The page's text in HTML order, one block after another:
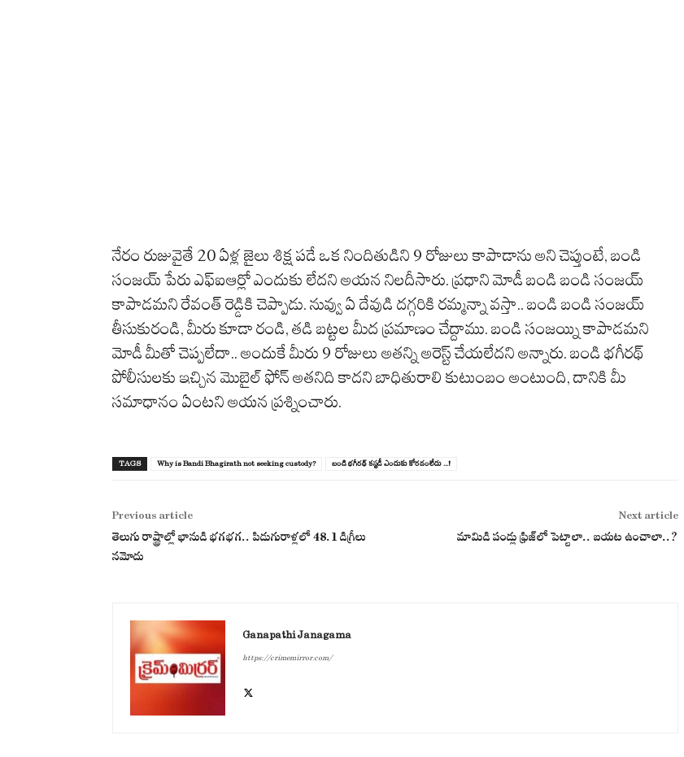
నేరం రుజువైతే 20 ఏళ్ల జైలు శిక్ష పడే ఒక నిందితుడిని 9 రోజులు కాపాడాను అని చెప్తుంటే, బండి
సంజయ్ పేరు ఎఫ్ఐఆర్లో ఎందుకు లేదని అయన నిలదీసారు. ప్రధాని మోడీ బండి బండి సంజ‌య్
కాపాడమని రేవంత్ రెడ్డికి చెప్పాడు. నువ్వు ఏ దేవుడి దగ్గరికి రమ్మన్నా వస్తా.. బండి బండి సంజ‌య్
తీసుకురండి, మీరు కూడా రండి, తడి బట్టల మీద ప్రమాణం చేద్దాము. బండి సంజయ్ని కాపాడమని
మోడీ మీతో చెప్పలేదా.. అందుకే మీరు 9 రోజులు అతన్ని అరెస్ట్ చేయలేదని అన్నారు. బండి భగీరథ్
పోలీసులకు ఇచ్చిన మొబైల్ ఫోన్ అతనిది కాదని బాధితురాలి కుటుంబం అంటుంది, దానికి మీ
సమాధానం ఏంటని అయన ప్రశ్నించారు.
TAGS Why is Bandi Bhagirath not seeking custody? బండి భగీరథ్ కస్టడీ ఎందుకు కోరడంలేదు ...!
Previous article
తెలుగు రాష్ట్రాల్లో భానుడి భగభగ.. పిడుగురాళ్లలో 48.1 డిగ్రీలు
నమోదు
Next article
మామిడి పండ్లు ఫ్రిజ్‌లో పెట్టాలా.. బయట ఉంచాలా..?
Ganapathi Janagama
https://crimemirror.com/